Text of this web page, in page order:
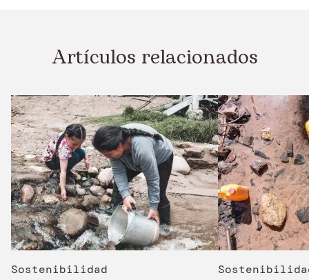
Artículos relacionados
Sostenibilidad